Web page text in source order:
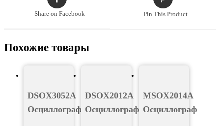
Share on Facebook Pin This Product
Похожие товары
DSOX3052A
Осциллограф
DSOX2012A
Осциллограф
MSOX2014A
Осциллограф